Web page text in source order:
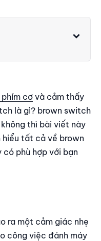
thủ?
nhất để tập gõ phím
trình không?
phím cơvà cảm thấy
là gì? brown switch
thì bài viết này
hiểu tất cả về brown
phù hợp với bạn
ra một cảm giác nhẹ
công việc đánh máy